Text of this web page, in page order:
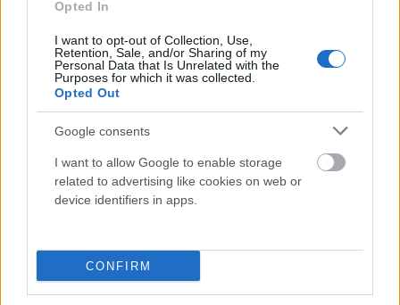
Opted In
I want to opt-out of Collection, Use,
Retention, Sale, and/or Sharing of my
Personal Data that Is Unrelated with the
Purposes for which it was collected.
Opted Out
Google consents
I want to allow Google to enable storage
related to advertising like cookies on web or
device identifiers in apps.
CONFIRM
következtetésre jutott, hogy az emberek személyisége jelentősen
változhat az évtizedek során, különösen az érzelmi stabilitás és a
lelkiismeretesség terén (Specht, J., Egloff, B., & Schmukle, S. C., 2013). Egy
másik tanulmány szerint az emberek életük során folyamatosan
fejlődnek és alkalmazkodnak az új körülményekhez, ami azt sugallja,
hogy a változás az emberi természet alapvető része (Roberts, B. W.,
Az élet változásai elkerülhetetlenek, és mindannyiunk számára egyedi és
személyes tapasztalatokkal járnak. A változás elfogadása és az új
helyzetekhez való alkalmazkodás képessége kulcsfontosságú a boldog és